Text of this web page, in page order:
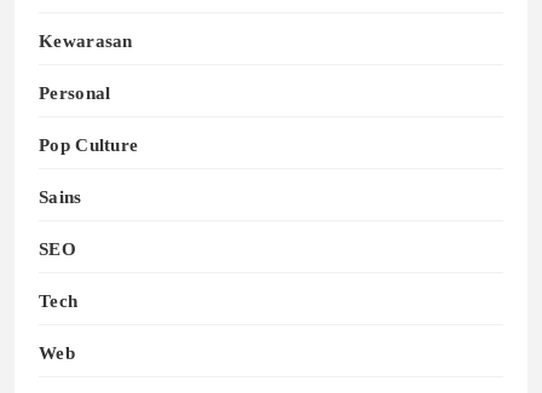
Kewarasan
Personal
Pop Culture
Sains
SEO
Tech
Web